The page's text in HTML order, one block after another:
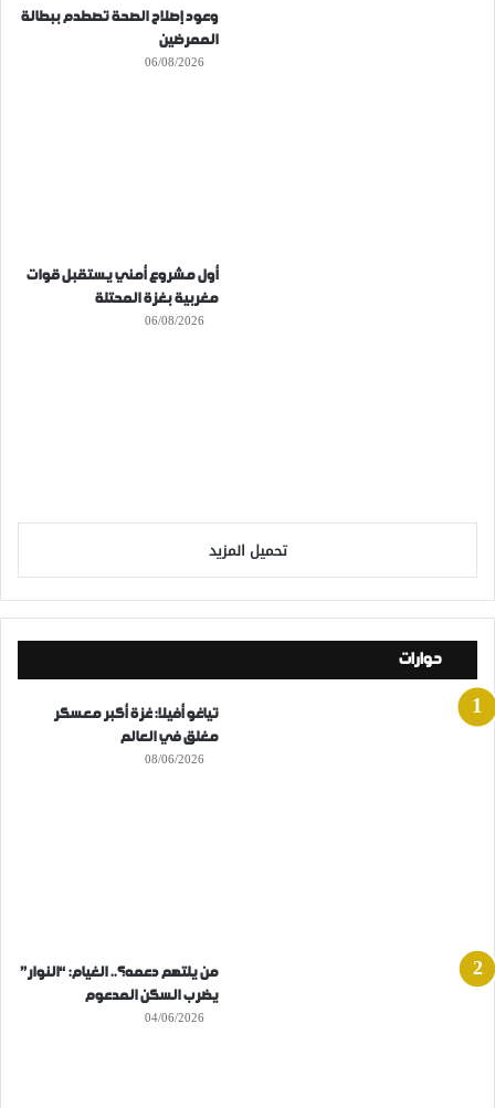
وعود إصلاح الصحة تصطدم ببطالة
الممرضين
06/08/2026
أول مشروع أمني يستقبل قوات
مغربية بغزة المحتلة
06/08/2026
تحميل المزيد
حوارات
تياغو أفيلا: غزة أكبر معسكر
مغلق في العالم
08/06/2026
من يلتهم دعمه؟.. الغيام: “النوار”
يضرب السكن المدعوم
04/06/2026